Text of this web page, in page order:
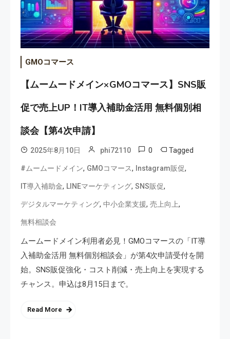
GMOコマース
【ムームードメイン×GMOコマース】SNS販
促で売上UP！IT導入補助金活用 無料個別相
談会【第4次申請】
2025年8月10日 phi72110 0 Tagged
#ムームードメイン, GMOコマース, Instagram販促,
IT導入補助金, LINEマーケティング, SNS販促,
デジタルマーケティング, 中小企業支援, 売上向上,
無料相談会
ムームードメイン利用者必見！GMOコマースの「IT導
入補助金活用 無料個別相談会」が第4次申請受付を開
始。SNS販促強化・コスト削減・売上向上を実現する
チャンス。申込は8月15日まで。
Read More